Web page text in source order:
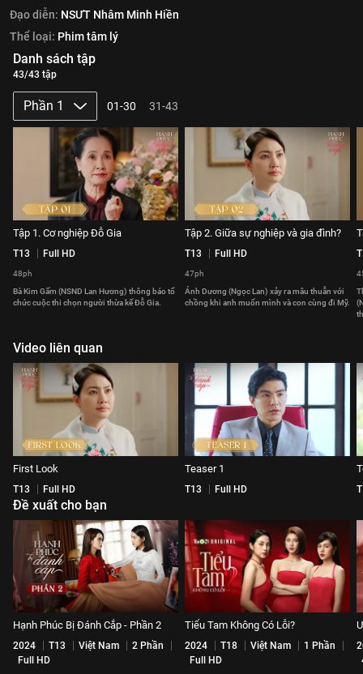
Đạo diễn: NSƯT Nhâm Minh Hiền
Thể loại: Phim tâm lý
Danh sách tập
43/43 tập
Phần 1 01-30 31-43
Tập 1. Cơ nghiệp Đỗ Gia
T13 Full HD
48ph
Bà Kim Gấm (NSND Lan Hương) thông báo tổ
chức cuộc thi chọn người thừa kế Đỗ Gia.
Tập 2. Giữa sự nghiệp và gia đình?
T13 Full HD
47ph
Ánh Dương (Ngọc Lan) xảy ra mâu thuẫn với
chồng khi anh muốn mình và con cùng đi Mỹ.
Video liên quan
First Look
T13 Full HD
Teaser 1
T13 Full HD
Đề xuất cho bạn
Hạnh Phúc Bị Đánh Cắp - Phần 2
2024 T13 Việt Nam
2 Phần
Full HD
Tiểu Tam Không Có Lỗi?
2024 T18 Việt Nam
1 Phần
Full HD